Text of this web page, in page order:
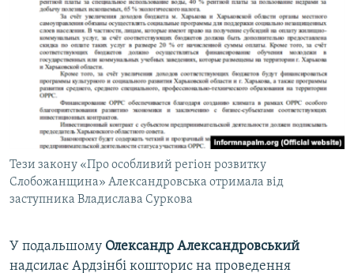
Тези закону «Про особливий регіон розвитку
Слобожанщина» Александровська отримала від
заступника Владислава Суркова
У подальшому Олександр Александровський
надсилає Ардзінбі кошторис на проведення